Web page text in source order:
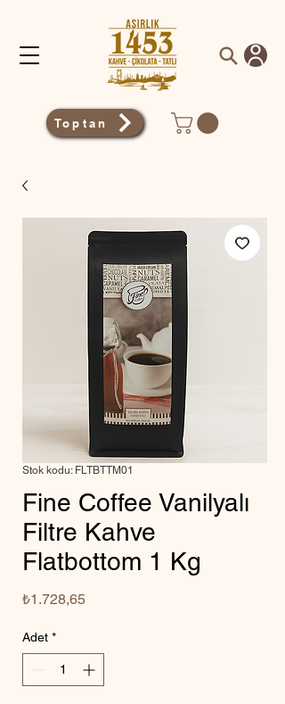
Toptan
Stok kodu: FLTBTTM01
Fine Coffee Vanilyalı
Filtre Kahve
Flatbottom 1 Kg
₺1.728,65Fiyat
Adet *